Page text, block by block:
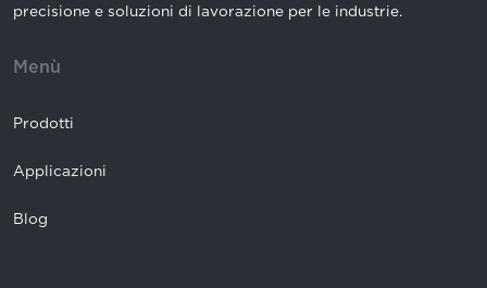
precisione e soluzioni di lavorazione per le industrie.
Menù
Prodotti
Applicazioni
Blog